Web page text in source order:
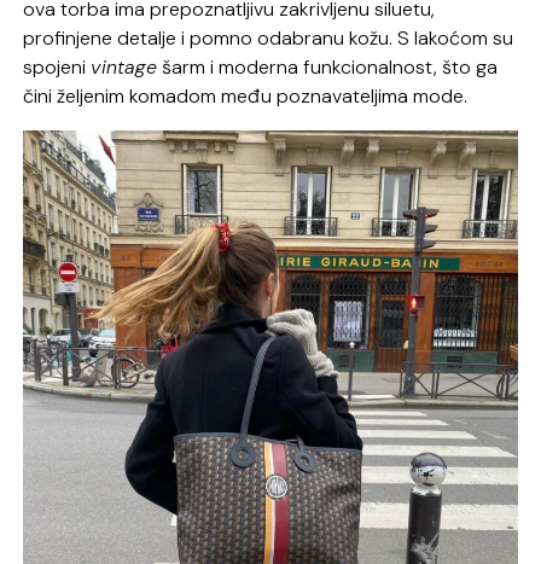
ova torba ima prepoznatljivu zakrivljenu siluetu,
profinjene detalje i pomno odabranu kožu. S lakoćom su
spojeni vintagešarm i moderna funkcionalnost, što ga
čini željenim komadom među poznavateljima mode.